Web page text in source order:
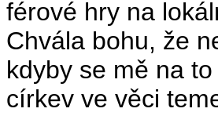
férové hry na
Chvála bohu, že
kdyby se mě na
církev ve věci